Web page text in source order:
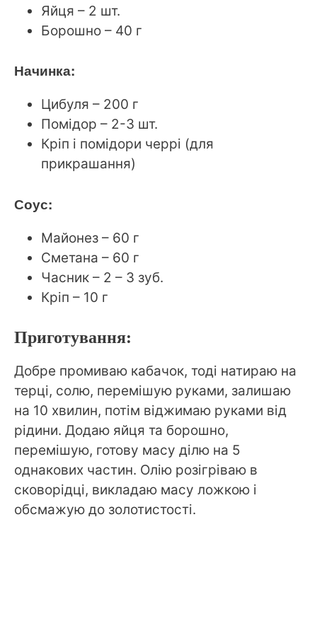
Яйця – 2 шт.
Борошно – 40 г
Начинка:
Цибуля – 200 г
Помідор – 2-3 шт.
Кріп і помідори черрі (для
прикрашання)
Соус:
Майонез – 60 г
Сметана – 60 г
Часник – 2 – 3 зуб.
Кріп – 10 г
Приготування:
Добре промиваю кабачок, тоді натираю на
терці, солю, перемішую руками, залишаю
на 10 хвилин, потім віджимаю руками від
рідини. Додаю яйця та борошно,
перемішую, готову масу ділю на 5
однакових частин. Олію розігріваю в
сковорідці, викладаю масу ложкою і
обсмажую до золотистості.